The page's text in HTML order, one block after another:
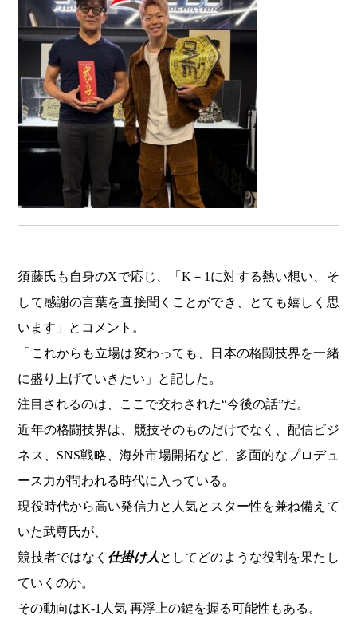
須藤氏も自身のXで応じ、「K－1に対する熱い想い、そ
して感謝の言葉を直接聞くことができ、とても嬉しく思
います」とコメント。
「これからも立場は変わっても、日本の格闘技界を一緒
に盛り上げていきたい」と記した。
注目されるのは、ここで交わされた“今後の話”だ。
近年の格闘技界は、競技そのものだけでなく、配信ビジ
ネス、SNS戦略、海外市場開拓など、多面的なプロデュ
ース力が問われる時代に入っている。
現役時代から高い発信力と人気とスター性を兼ね備えて
いた武尊氏が、
競技者ではなく 仕掛け人 としてどのような役割を果たし
ていくのか。
その動向はK-1人気 再浮上の鍵を握る可能性もある。